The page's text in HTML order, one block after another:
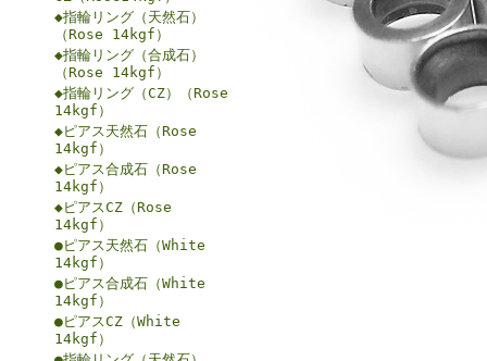
◆指輪リング（天然石）
（Rose 14kgf）
◆指輪リング（合成石）
（Rose 14kgf）
◆指輪リング（CZ）（Rose
14kgf）
◆ピアス天然石（Rose
14kgf）
◆ピアス合成石（Rose
14kgf）
◆ピアスCZ（Rose
14kgf）
●ピアス天然石（White
14kgf）
●ピアス合成石（White
14kgf）
●ピアスCZ（White
14kgf）